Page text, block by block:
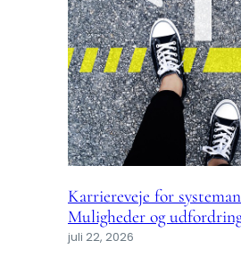
Karriereveje for
Muligheder og
juli 22, 2026